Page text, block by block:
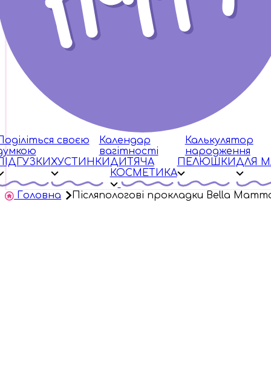
своєю
Календар
вагітності
Калькулятор
народження
ХУСТИНКИДИТЯЧА
КОСМЕТИКА
ПЕЛЮШКИДЛЯ
Головна Післяпологові прокладки Bella